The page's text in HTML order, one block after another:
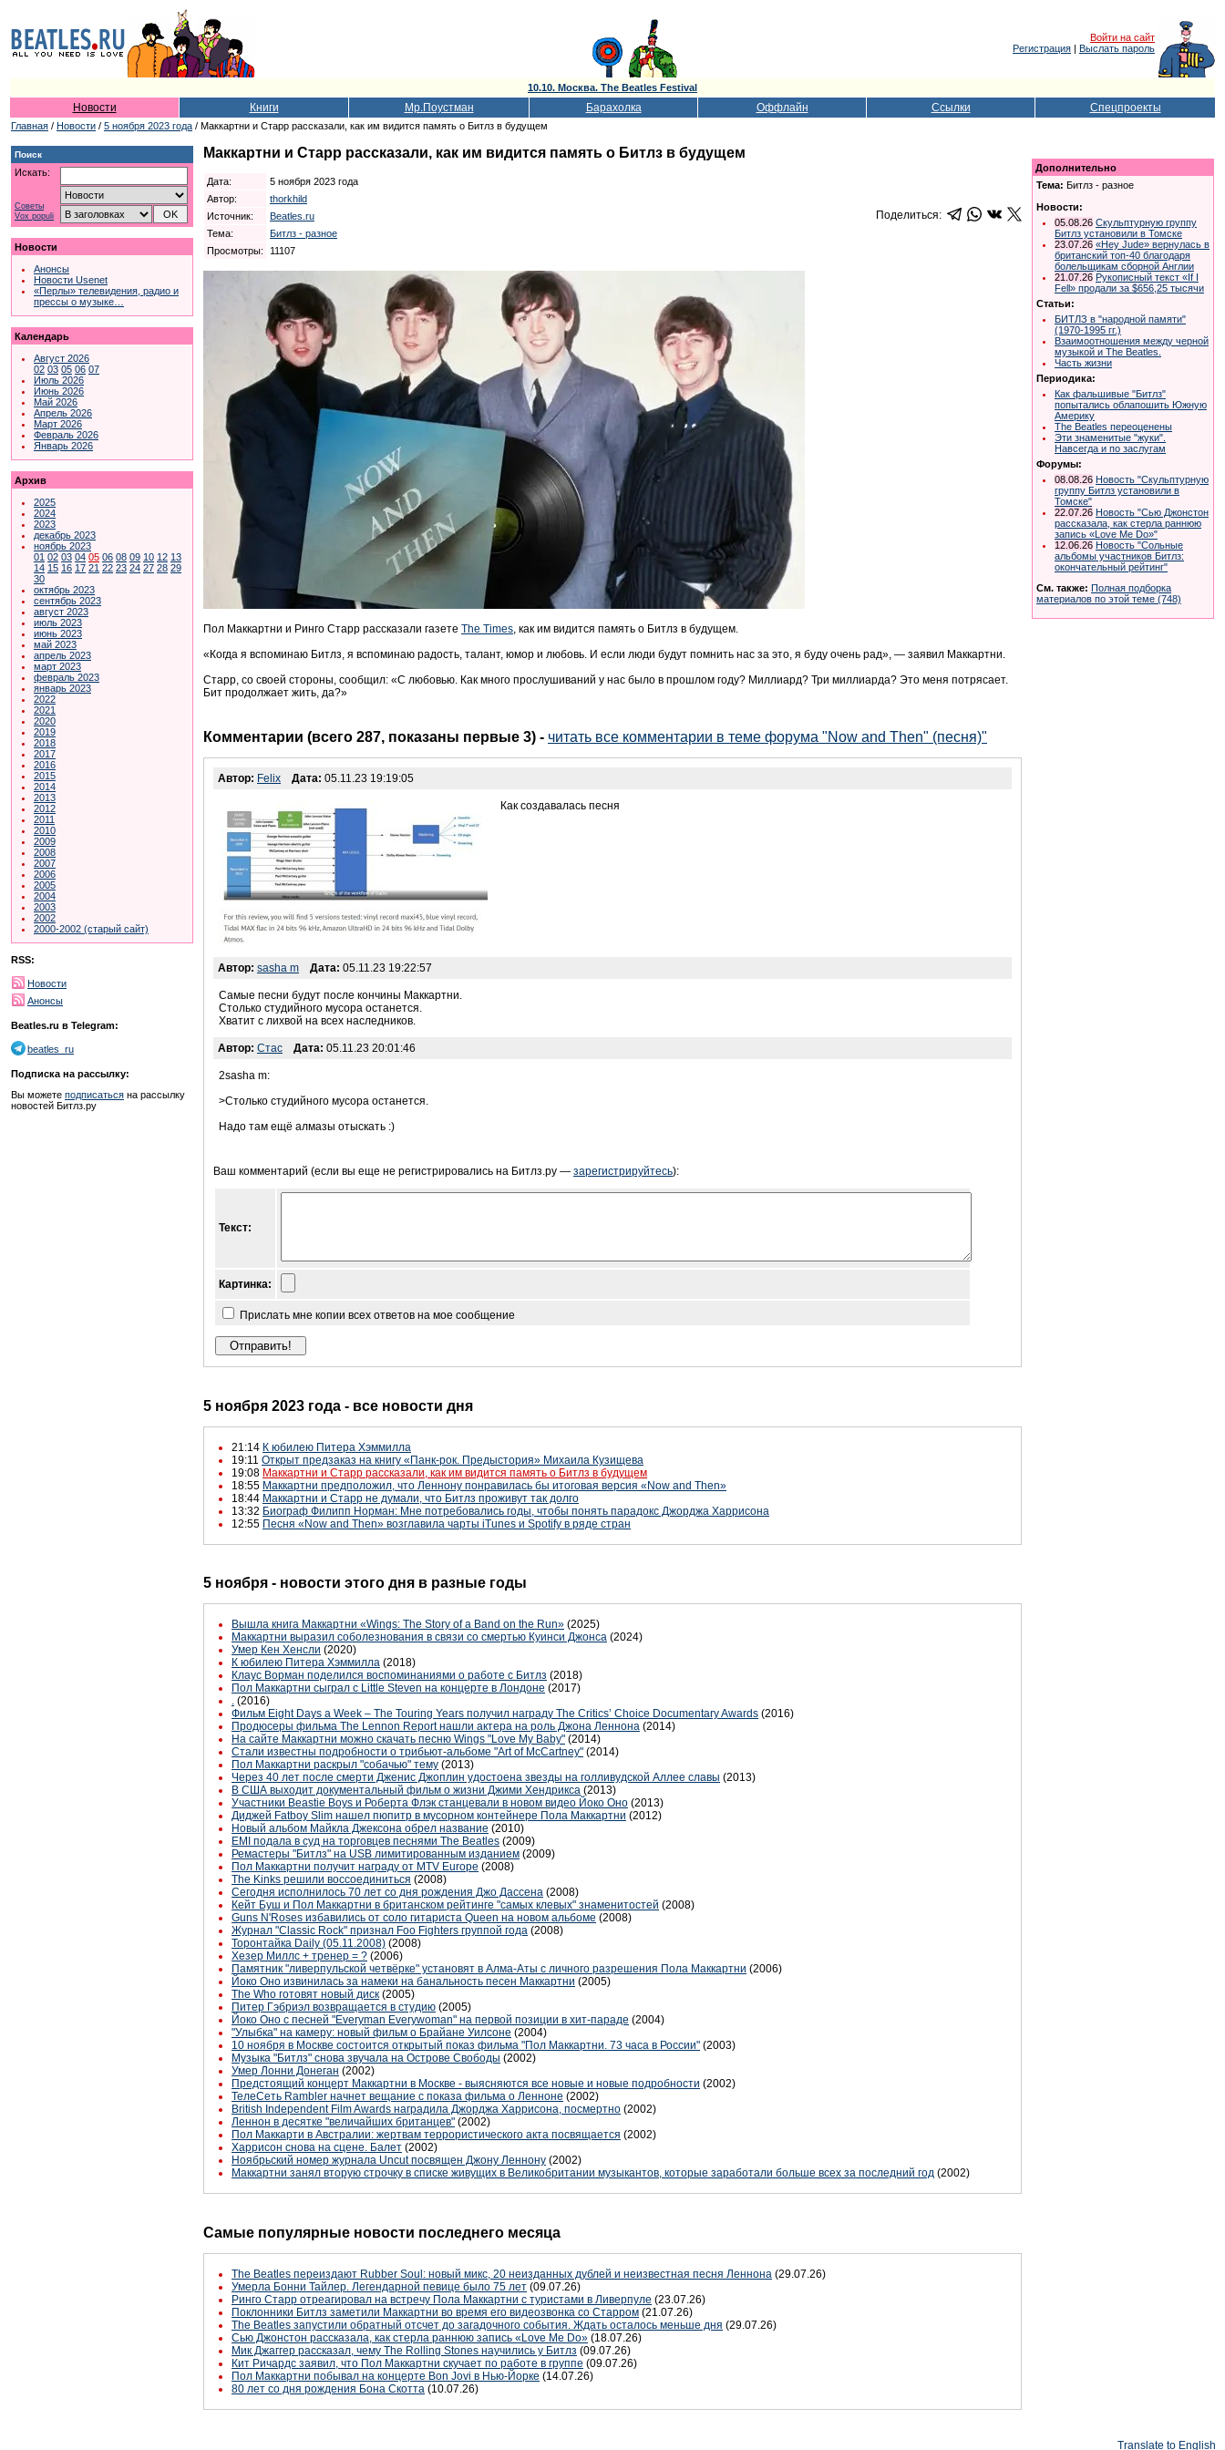
Войти на сайт
Регистрация | Выслать пароль
10.10. Москва. The Beatles Festival
Новости Книги Мр.Поустман Барахолка Оффлайн Ссылки Спецпроекты
Главная / Новости / 5 ноября 2023 года / Маккартни и Старр рассказали, как им видится память о Битлз в будущем
Поиск
Искать:
Советы
Vox populi
Новости
Анонсы
Новости Usenet
«Перлы» телевидения, радио и
прессы о музыке…
Календарь
Август 2026
02 03 05 06 07
Июль 2026
Июнь 2026
Май 2026
Апрель 2026
Март 2026
Февраль 2026
Январь 2026
Архив
2025
2024
2023
декабрь 2023
ноябрь 2023
01 02 03 04 05 06 08 09 10 12 13
14 15 16 17 21 22 23 24 27 28 29
30
октябрь 2023
сентябрь 2023
август 2023
июль 2023
июнь 2023
май 2023
апрель 2023
март 2023
февраль 2023
январь 2023
2022
2021
2020
2019
2018
2017
2016
2015
2014
2013
2012
2011
2010
2009
2008
2007
2006
2005
2004
2003
2002
2000-2002 (старый сайт)
RSS:
Новости
Анонсы
Beatles.ru в Telegram:
beatles_ru
Подписка на рассылку:
Вы можете подписаться на рассылку
новостей Битлз.ру
Маккартни и Старр рассказали, как им видится память о Битлз в будущем
Дата:
5 ноября 2023 года
Автор:
thorkhild
Источник:
Beatles.ru
Тема:
Битлз - разное
Просмотры:
11107
Поделиться:
Пол Маккартни и Ринго Старр рассказали газете The Times , как им видится память о Битлз в будущем.
«Когда я вспоминаю Битлз, я вспоминаю радость, талант, юмор и любовь. И если люди будут помнить нас за это, я буду очень рад», — заявил Маккартни.
Старр, со своей стороны, сообщил: «С любовью. Как много прослушиваний у нас было в прошлом году? Миллиард? Три миллиарда? Это меня потрясает.
Бит продолжает жить, да?»
Комментарии (всего 287, показаны первые 3) - читать все комментарии в теме форума "Now and Then" (песня)"
Автор: Felix Дата: 05.11.23 19:19:05
Как создавалась песня
Автор: sasha m Дата: 05.11.23 19:22:57
Самые песни будут после кончины Маккартни.
Столько студийного мусора останется.
Хватит с лихвой на всех наследников.
Автор: Стас Дата: 05.11.23 20:01:46
2sasha m:
>Столько студийного мусора останется.
Надо там ещё алмазы отыскать :)
Ваш комментарий (если вы еще не регистрировались на Битлз.ру — зарегистрируйтесь):
Текст:
Картинка:
Прислать мне копии всех ответов на мое сообщение
5 ноября 2023 года - все новости дня
21:14 К юбилею Питера Хэммилла
19:11 Открыт предзаказ на книгу «Панк-рок. Предыстория» Михаила Кузищева
19:08 Маккартни и Старр рассказали, как им видится память о Битлз в будущем
18:55 Маккартни предположил, что Леннону понравилась бы итоговая версия «Now and Then»
18:44 Маккартни и Старр не думали, что Битлз проживут так долго
13:32 Биограф Филипп Норман: Мне потребовались годы, чтобы понять парадокс Джорджа Харрисона
12:55 Песня «Now and Then» возглавила чарты iTunes и Spotify в ряде стран
5 ноября - новости этого дня в разные годы
Вышла книга Маккартни «Wings: The Story of a Band on the Run» (2025)
Маккартни выразил соболезнования в связи со смертью Куинси Джонса (2024)
Умер Кен Хенсли (2020)
К юбилею Питера Хэммилла (2018)
Клаус Ворман поделился воспоминаниями о работе с Битлз (2018)
Пол Маккартни сыграл с Little Steven на концерте в Лондоне (2017)
. (2016)
Фильм Eight Days a Week – The Touring Years получил награду The Critics’ Choice Documentary Awards (2016)
Продюсеры фильма The Lennon Report нашли актера на роль Джона Леннона (2014)
На сайте Маккартни можно скачать песню Wings "Love My Baby" (2014)
Стали известны подробности о трибьют-альбоме "Art of McCartney" (2014)
Пол Маккартни раскрыл "собачью" тему (2013)
Через 40 лет после смерти Дженис Джоплин удостоена звезды на голливудской Аллее славы (2013)
В США выходит документальный фильм о жизни Джими Хендрикса (2013)
Участники Beastie Boys и Роберта Флэк станцевали в новом видео Йоко Оно (2013)
Диджей Fatboy Slim нашел пюпитр в мусорном контейнере Пола Маккартни (2012)
Новый альбом Майкла Джексона обрел название (2010)
EMI подала в суд на торговцев песнями The Beatles (2009)
Ремастеры "Битлз" на USB лимитированным изданием (2009)
Пол Маккартни получит награду от MTV Europe (2008)
The Kinks решили воссоединиться (2008)
Сегодня исполнилось 70 лет со дня рождения Джо Дассена (2008)
Кейт Буш и Пол Маккартни в британском рейтинге "самых клевых" знаменитостей (2008)
Guns N'Roses избавились от соло гитариста Queen на новом альбоме (2008)
Журнал "Classic Rock" признал Foo Fighters группой года (2008)
Торонтайка Daily (05.11.2008) (2008)
Хезер Миллс + тренер = ? (2006)
Памятник "ливерпульской четвёрке" установят в Алма-Аты с личного разрешения Пола Маккартни (2006)
Йоко Оно извинилась за намеки на банальность песен Маккартни (2005)
The Who готовят новый диск (2005)
Питер Гэбриэл возвращается в студию (2005)
Йоко Оно с песней "Everyman Everywoman" на первой позиции в хит-параде (2004)
"Улыбка" на камеру: новый фильм о Брайане Уилсоне (2004)
10 ноября в Москве состоится открытый показ фильма "Пол Маккартни. 73 часа в России" (2003)
Музыка "Битлз" снова звучала на Острове Свободы (2002)
Умер Лонни Донеган (2002)
Предстоящий концерт Маккартни в Москве - выясняются все новые и новые подробности (2002)
ТелеСеть Rambler начнет вещание с показа фильма о Ленноне (2002)
British Independent Film Awards наградила Джорджа Харрисона, посмертно (2002)
Леннон в десятке "величайших британцев" (2002)
Пол Маккарти в Австралии: жертвам террористического акта посвящается (2002)
Харрисон снова на сцене. Балет (2002)
Ноябрьский номер журнала Uncut посвящен Джону Леннону (2002)
Маккартни занял вторую строчку в списке живущих в Великобритании музыкантов, которые заработали больше всех за последний год (2002)
Самые популярные новости последнего месяца
The Beatles переиздают Rubber Soul: новый микс, 20 неизданных дублей и неизвестная песня Леннона (29.07.26)
Умерла Бонни Тайлер. Легендарной певице было 75 лет (09.07.26)
Ринго Старр отреагировал на встречу Пола Маккартни с туристами в Ливерпуле (23.07.26)
Поклонники Битлз заметили Маккартни во время его видеозвонка со Старром (21.07.26)
The Beatles запустили обратный отсчет до загадочного события. Ждать осталось меньше дня (29.07.26)
Сью Джонстон рассказала, как стерла раннюю запись «Love Me Do» (18.07.26)
Мик Джаггер рассказал, чему The Rolling Stones научились у Битлз (09.07.26)
Кит Ричардс заявил, что Пол Маккартни скучает по работе в группе (09.07.26)
Пол Маккартни побывал на концерте Bon Jovi в Нью-Йорке (14.07.26)
80 лет со дня рождения Бона Скотта (10.07.26)
Дополнительно
Тема: Битлз - разное
Новости:
05.08.26 Скульптурную группу
Битлз установили в Томске
23.07.26 «Hey Jude» вернулась в
британский топ-40 благодаря
болельщикам сборной Англии
21.07.26 Рукописный текст «If I
Fell» продали за $656,25 тысячи
Статьи:
БИТЛЗ в "народной памяти"
(1970-1995 гг.)
Взаимоотношения между черной
музыкой и The Beatles.
Часть жизни
Периодика:
Как фальшивые "Битлз"
попытались облапошить Южную
Америку
The Beatles переоценены
Эти знаменитые "жуки".
Навсегда и по заслугам
Форумы:
08.08.26 Новость "Скульптурную
группу Битлз установили в
Томске"
22.07.26 Новость "Сью Джонстон
рассказала, как стерла раннюю
запись «Love Me Do»"
12.06.26 Новость "Сольные
альбомы участников Битлз:
окончательный рейтинг"
См. также: Полная подборка
материалов по этой теме (748)
Translate to English